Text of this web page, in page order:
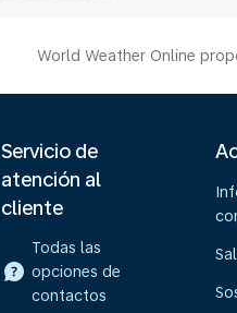
World Weather Online
Servicio de
atención al
cliente
Todas las
opciones de
contactos